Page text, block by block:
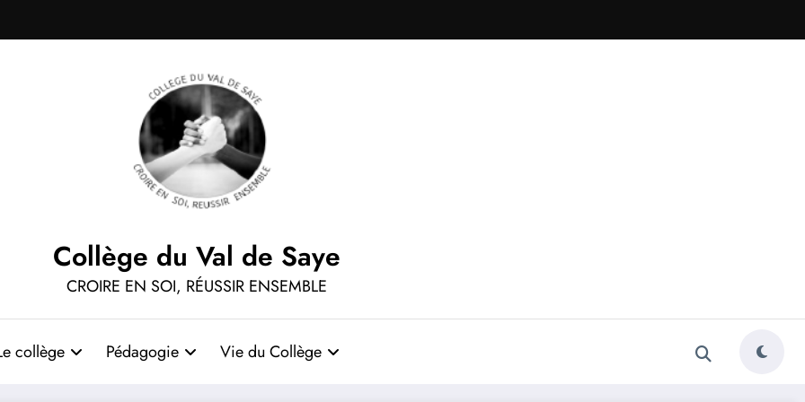
Collège du Val de Saye
CROIRE EN SOI, RÉUSSIR ENSEMBLE
collège Pédagogie Vie du Collège